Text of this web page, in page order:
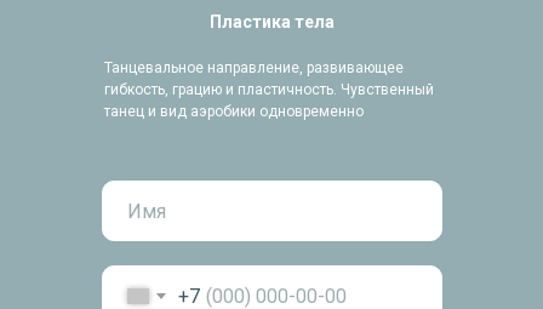
Танцевальное направление, развивающее
гибкость, грацию и пластичность. Чувственный
танец и вид аэробики одновременно
+7
Пластика тела